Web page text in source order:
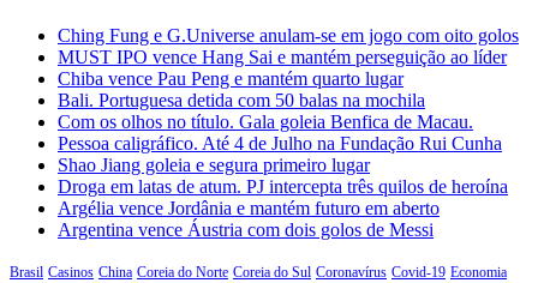
Ching Fung e G.Universe anulam-se em jogo com oito golos
MUST IPO vence Hang Sai e mantém perseguição ao líder
Chiba vence Pau Peng e mantém quarto lugar
Bali. Portuguesa detida com 50 balas na mochila
Com os olhos no título. Gala goleia Benfica de Macau.
Pessoa caligráfico. Até 4 de Julho na Fundação Rui Cunha
Shao Jiang goleia e segura primeiro lugar
Droga em latas de atum. PJ intercepta três quilos de heroína
Argélia vence Jordânia e mantém futuro em aberto
Argentina vence Áustria com dois golos de Messi
Brasil Casinos China Coreia do Norte Coreia do Sul Coronavírus Covid-19 Economia